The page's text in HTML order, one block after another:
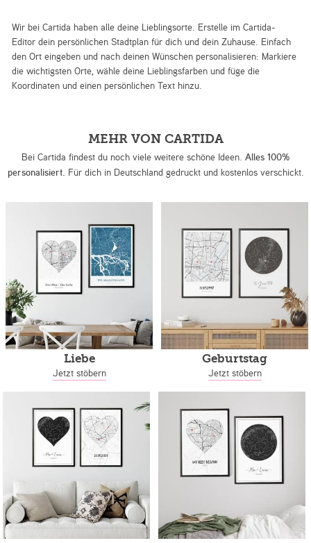
Wir bei Cartida haben alle deine Lieblingsorte. Erstelle im Cartida-
Editor dein persönlichen Stadtplan für dich und dein Zuhause. Einfach
den Ort eingeben und nach deinen Wünschen personalisieren: Markiere
die wichtigsten Orte, wähle deine Lieblingsfarben und füge die
Koordinaten und einen persönlichen Text hinzu.
MEHR VON CARTIDA
Bei Cartida findest du noch viele weitere schöne Ideen. Alles 100%
personalisiert. Für dich in Deutschland gedruckt und kostenlos verschickt.
Liebe
Jetzt stöbern
Geburtstag
Jetzt stöbern